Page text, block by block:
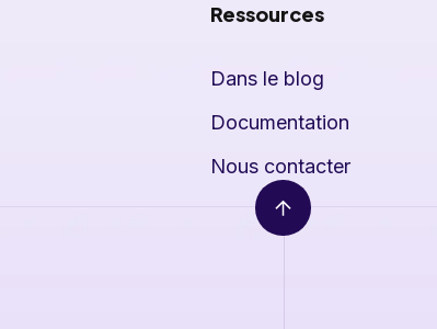
Ressources
Dans le blog
Documentation
Nous contacter